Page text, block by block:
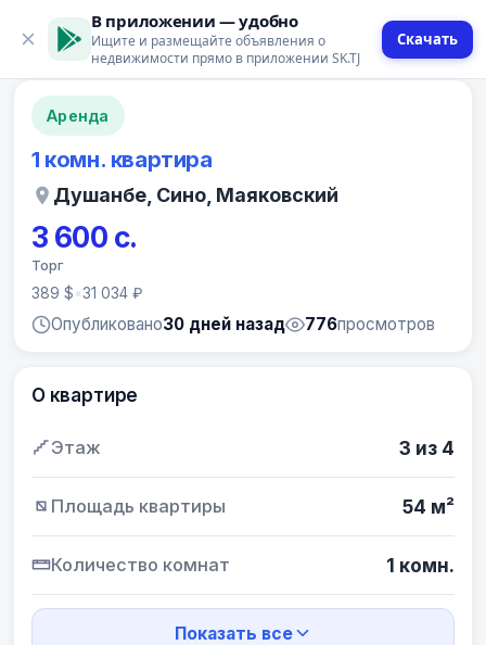
В приложении — удобно
Ищите и размещайте объявления о
недвижимости прямо в приложении SK.TJ
Скачать
12 фото
Аренда
1 комн. квартира
Душанбе, Сино, Маяковский
3 600 с.
Торг
389 $•31 034 ₽
Опубликовано30 дней назад 776просмотров
О квартире
Этаж 3 из 4
Площадь квартиры 54 м²
Количество комнат 1 комн.
Показать все